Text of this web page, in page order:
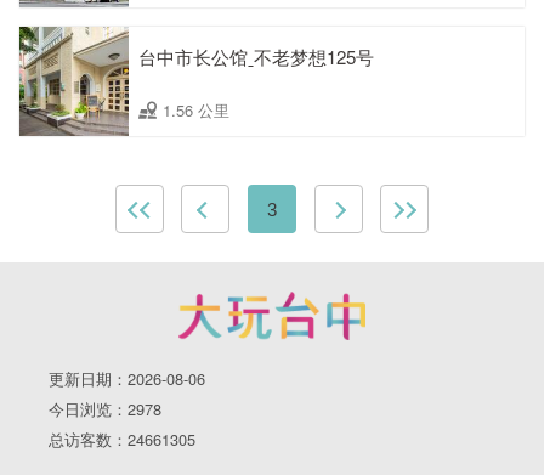
台中市长公馆ˍ不老梦想125号
1.56 公里
3
更新日期：2026-08-06
今日浏览：2978
总访客数：24661305